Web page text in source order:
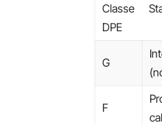
Classe
DPE
G
F